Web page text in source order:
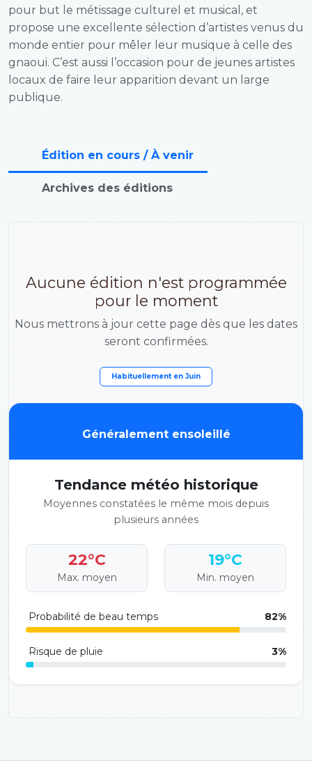
pour but le métissage culturel et musical, et
propose une excellente sélection d’artistes venus du
monde entier pour mêler leur musique à celle des
gnaoui. C’est aussi l’occasion pour de jeunes artistes
locaux de faire leur apparition devant un large
publique.
Édition en cours / À venir
Archives des éditions
Aucune édition n'est programmée
pour le moment
Nous mettrons à jour cette page dès que les dates
seront confirmées.
Habituellement en Juin
Généralement ensoleillé
Tendance météo historique
Moyennes constatées le même mois depuis
plusieurs années
22°C
Max. moyen
19°C
Min. moyen
Probabilité de beau temps 82%
Risque de pluie 3%